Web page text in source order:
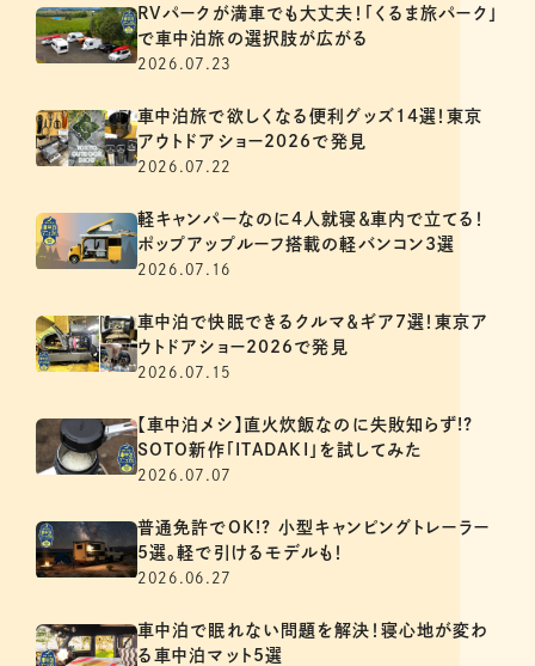
RVパークが満車でも大丈夫！「くるま旅パーク」
で車中泊旅の選択肢が広がる
2026.07.23
車中泊旅で欲しくなる便利グッズ14選！東京
アウトドアショー2026で発見
2026.07.22
軽キャンパーなのに4人就寝＆車内で立てる！
ポップアップルーフ搭載の軽バンコン3選
2026.07.16
車中泊で快眠できるクルマ＆ギア7選！東京ア
ウトドアショー2026で発見
2026.07.15
【車中泊メシ】直火炊飯なのに失敗知らず!?
SOTO新作「ITADAKI」を試してみた
2026.07.07
普通免許でOK!? 小型キャンピングトレーラー
5選。軽で引けるモデルも！
2026.06.27
車中泊で眠れない問題を解決！寝心地が変わ
る車中泊マット5選